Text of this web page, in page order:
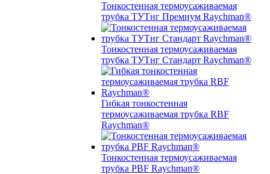
Тонкостенная термоусаживаемая
трубка ТУТнг Премиум Raychman®
Тонкостенная термоусаживаемая
трубка ТУТнг Стандарт Raychman®
Гибкая тонкостенная
термоусаживаемая трубка RBF
Raychman®
Тонкостенная термоусаживаемая
трубка PBF Raychman®